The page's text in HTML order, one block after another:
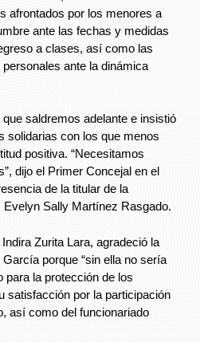
afrontados por los menores a
ante las fechas y medidas
a clases, así como las
ante la dinámica
saldremos adelante e insistió
solidarias con los que menos
positiva. “Necesitamos
dijo el Primer Concejal en el
de la titular de la
Sally Martínez Rasgado.
Zurita Lara, agradeció la
porque “sin ella no sería
para la protección de los
satisfacción por la participación
así como del funcionariado